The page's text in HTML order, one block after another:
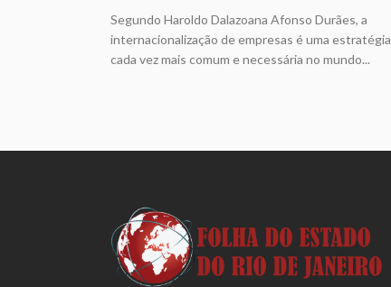
Segundo Haroldo Dalazoana Afonso Durães, a
internacionalização de empresas é uma estratégia
cada vez mais comum e necessária no mundo...